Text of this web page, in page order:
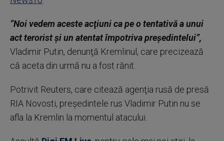
”Noi vedem aceste acţiuni ca pe o tentativă a unui
act terorist şi un atentat împotriva preşedintelui”,
Vladimir Putin, denunţă Kremlinul, care precizează
că aceta din urmă nu a fost rănit.
Potrivit Reuters, care citează agenţia rusă de presă
RIA Novosti, preşedintele rus Vladimir Putin nu se
afla la Kremlin la momentul atacului.